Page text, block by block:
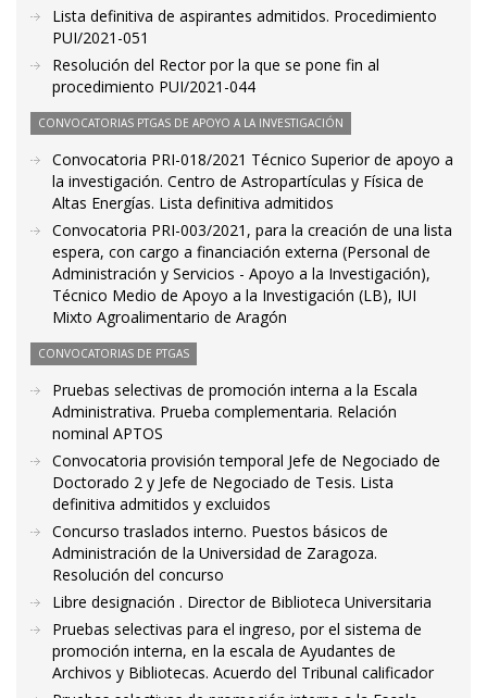
Lista definitiva de aspirantes admitidos. Procedimiento
PUI/2021-051
Resolución del Rector por la que se pone fin al
procedimiento PUI/2021-044
CONVOCATORIAS PTGAS DE APOYO A LA INVESTIGACIÓN
Convocatoria PRI-018/2021 Técnico Superior de apoyo a
la investigación. Centro de Astropartículas y Física de
Altas Energías. Lista definitiva admitidos
Convocatoria PRI-003/2021, para la creación de una lista
espera, con cargo a financiación externa (Personal de
Administración y Servicios - Apoyo a la Investigación),
Técnico Medio de Apoyo a la Investigación (LB), IUI
Mixto Agroalimentario de Aragón
CONVOCATORIAS DE PTGAS
Pruebas selectivas de promoción interna a la Escala
Administrativa. Prueba complementaria. Relación
nominal APTOS
Convocatoria provisión temporal Jefe de Negociado de
Doctorado 2 y Jefe de Negociado de Tesis. Lista
definitiva admitidos y excluidos
Concurso traslados interno. Puestos básicos de
Administración de la Universidad de Zaragoza.
Resolución del concurso
Libre designación . Director de Biblioteca Universitaria
Pruebas selectivas para el ingreso, por el sistema de
promoción interna, en la escala de Ayudantes de
Archivos y Bibliotecas. Acuerdo del Tribunal calificador